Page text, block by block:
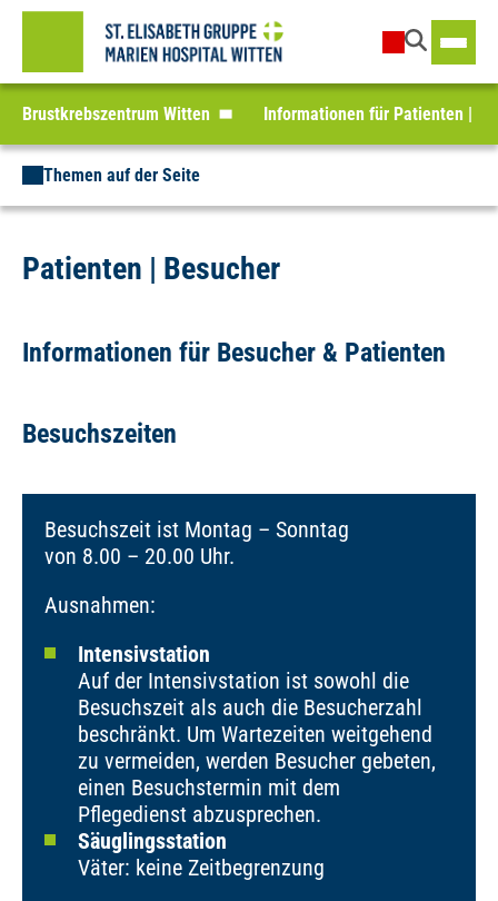
Brustkrebszentrum Witten Informationen für Patienten |
Themen auf der Seite
Patienten | Besucher
Informationen für Besucher & Patienten
Besuchszeiten
Besuchszeit ist Montag – Sonntag
von 8.00 – 20.00 Uhr.
Ausnahmen:
Intensivstation
Auf der Intensivstation ist sowohl die
Besuchszeit als auch die Besucherzahl
beschränkt. Um Wartezeiten weitgehend
zu vermeiden, werden Besucher gebeten,
einen Besuchstermin mit dem
Pflegedienst abzusprechen.
Säuglingsstation
Väter: keine Zeitbegrenzung